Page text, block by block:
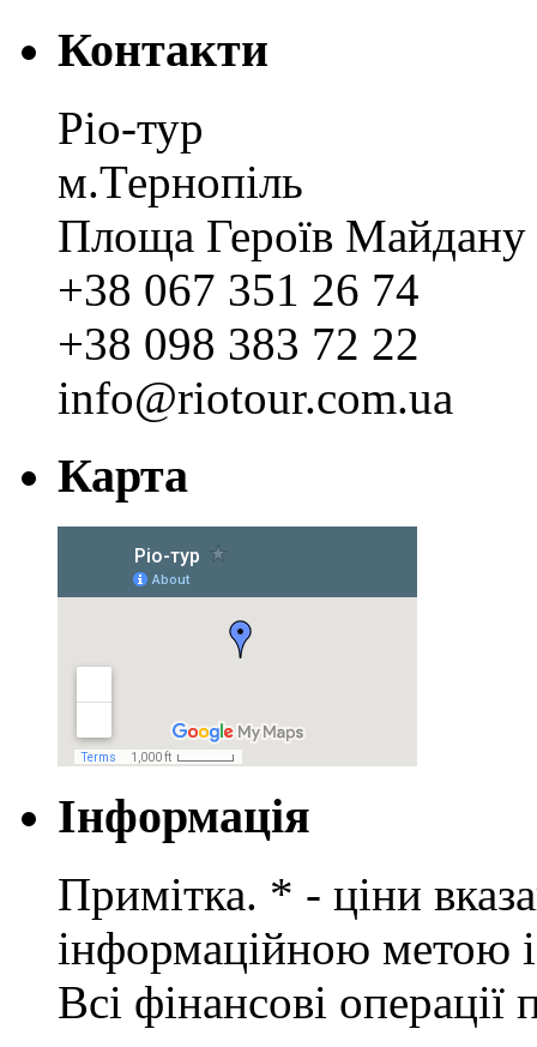
Контакти
Ріо-тур
м.Тернопіль
Площа Героїв
+38 067 351 26 74
+38 098 383 72 22
info@riotour.com.ua
Карта
Інформація
Примітка. * - ціни
інформаційною метою
Всі фінансові